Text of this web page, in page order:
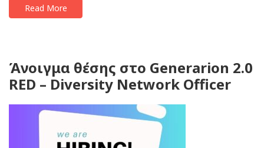
Read More
Άνοιγμα θέσης στο Generarion 2.0
RED – Diversity Network Officer